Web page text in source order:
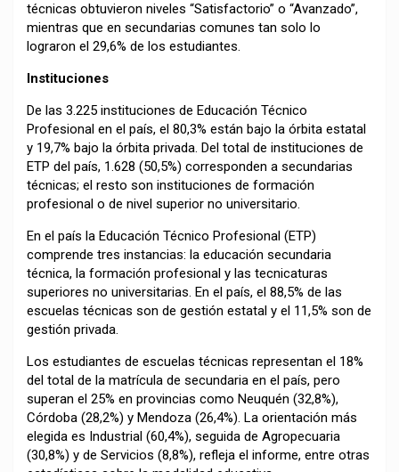
técnicas obtuvieron niveles “Satisfactorio” o “Avanzado”,
mientras que en secundarias comunes tan solo lo
lograron el 29,6% de los estudiantes.
Instituciones
De las 3.225 instituciones de Educación Técnico
Profesional en el país, el 80,3% están bajo la órbita estatal
y 19,7% bajo la órbita privada. Del total de instituciones de
ETP del país, 1.628 (50,5%) corresponden a secundarias
técnicas; el resto son instituciones de formación
profesional o de nivel superior no universitario.
En el país la Educación Técnico Profesional (ETP)
comprende tres instancias: la educación secundaria
técnica, la formación profesional y las tecnicaturas
superiores no universitarias. En el país, el 88,5% de las
escuelas técnicas son de gestión estatal y el 11,5% son de
gestión privada.
Los estudiantes de escuelas técnicas representan el 18%
del total de la matrícula de secundaria en el país, pero
superan el 25% en provincias como Neuquén (32,8%),
Córdoba (28,2%) y Mendoza (26,4%). La orientación más
elegida es Industrial (60,4%), seguida de Agropecuaria
(30,8%) y de Servicios (8,8%), refleja el informe, entre otras